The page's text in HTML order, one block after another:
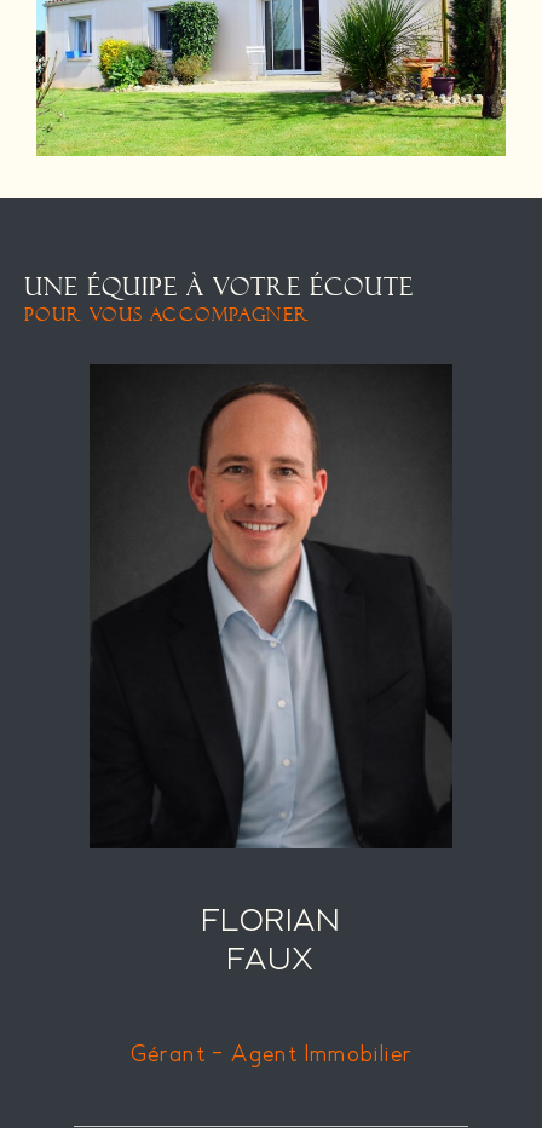
UNE ÉQUIPE À VOTRE ÉCOUTE
POUR VOUS ACCOMPAGNER
FLORIAN
FAUX
Gérant - Agent Immobilier